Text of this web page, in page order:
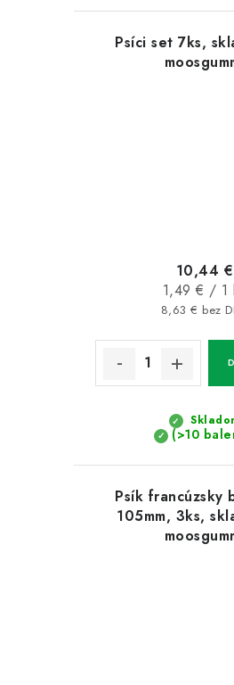
Psíci set 7ks,
(>10
8,63 € bez
10,44 €
Jednotková
cena:
1,49 € / 1
Psík francúzsky
105mm, 3ks,